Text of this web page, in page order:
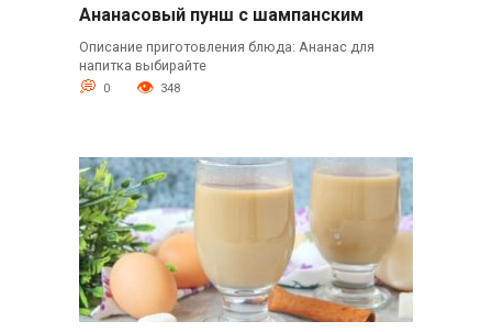
Ананасовый пунш с шампанским
Описание приготовления блюда: Ананас для
напитка выбирайте
0 348